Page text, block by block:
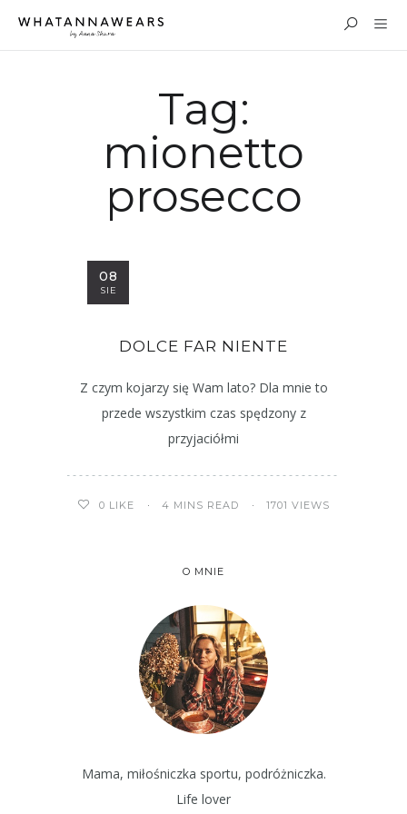
Tag:
mionetto
prosecco
08
SIE
DOLCE FAR NIENTE
Z czym kojarzy się Wam lato? Dla mnie to
przede wszystkim czas spędzony z
przyjaciółmi
0 LIKE 4 MINS READ 1701 VIEWS
O MNIE
Mama, miłośniczka sportu, podróżniczka.
Life lover